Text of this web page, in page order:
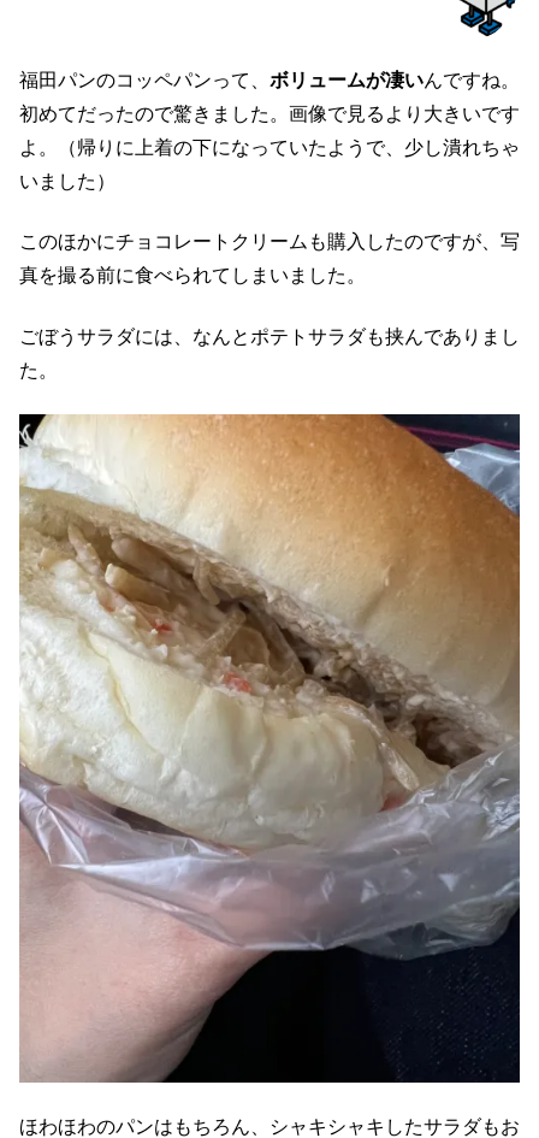
福田パンのコッペパンって、 ボリュームが凄いんですね。
初めてだったので驚きました。画像で見るより大きいです
よ。（帰りに上着の下になっていたようで、少し潰れちゃ
いました）
このほかにチョコレートクリームも購入したのですが、写
真を撮る前に食べられてしまいました。
ごぼうサラダには、なんとポテトサラダも挟んでありまし
た。
ほわほわのパンはもちろん、シャキシャキしたサラダもお